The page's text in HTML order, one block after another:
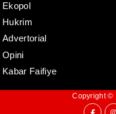
Ekopol
Hukrim
Advertorial
Opini
Kabar Faifiye
Copyright ©